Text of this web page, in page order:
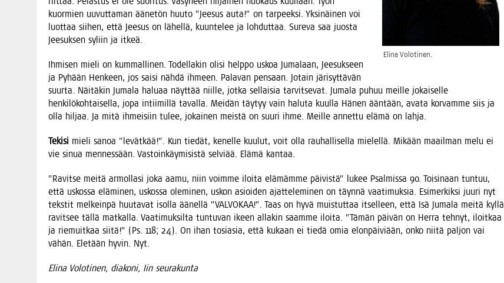
Eli­na Volotinen.
kuor­mien uuvut­ta­man ääne­tön huu­to ”Jee­sus auta!” on tar­peek­si. Yksi­näi­nen voi
luot­taa sii­hen, että Jee­sus on lähel­lä, kuun­te­lee ja loh­dut­taa. Sure­va saa juos­ta
Jee­suk­sen syliin ja itkeä.
Ihmi­sen mie­li on kum­mal­li­nen. Todel­la­kin oli­si help­po uskoa Juma­laan, Jee­suk­seen
ja Pyhään Hen­keen, jos sai­si näh­dä ihmeen. Pala­van pen­saan. Jotain järi­syt­tä­vän
suur­ta. Näi­tä­kin Juma­la halu­aa näyt­tää niil­le, jot­ka sel­lai­sia tar­vit­se­vat. Juma­la puhuu meil­le jokai­sel­le
hen­ki­lö­koh­tai­sel­la, jopa intii­mil­lä taval­la. Mei­dän täy­tyy vain halu­ta kuul­la Hänen ään­tään, ava­ta kor­vam­me siis ja
olla hil­jaa. Ja mitä ihmei­siin tulee, jokai­nen meis­tä on suu­ri ihme. Meil­le annet­tu elä­mä on lahja.
Teki­si mie­li sanoa ”levät­kää!”. Kun tie­dät, kenel­le kuu­lut, voit olla rau­hal­li­sel­la mie­lel­lä. Mikään maa­il­man melu ei
vie sinua men­nes­sään. Vas­toin­käy­mi­sis­tä sel­vi­ää. Elä­mä kantaa.
”Ravit­se mei­tä armol­la­si joka aamu, niin voim­me iloi­ta elä­mäm­me päi­vis­tä” lukee Psal­mis­sa 90. Toi­si­naan tun­tuu,
että uskos­sa elä­mi­nen, uskos­sa ole­mi­nen, uskon asioi­den ajat­te­le­mi­nen on täyn­nä vaa­ti­muk­sia. Esi­mer­kik­si juu­ri nyt
teks­tit mel­kein­pä huu­ta­vat isol­la äänel­lä ”VALVOKAA!”. Taas on hyvä muis­tut­taa itsel­leen, että Isä Juma­la mei­tä kyl­lä
ravit­see täl­lä mat­kal­la. Vaa­ti­muk­sil­ta tun­tu­van ikeen alla­kin saam­me iloi­ta. ”Tämän päi­vän on Her­ra teh­nyt, iloit­kaa
ja rie­muit­kaa sii­tä!” (Ps. 118; 24). On ihan tosia­sia, että kukaan ei tie­dä omia elon­päi­vi­ään, onko nii­tä pal­jon vai
vähän. Ele­tään hyvin. Nyt.
Eli­na Volo­ti­nen, dia­ko­ni, Iin seurakunta